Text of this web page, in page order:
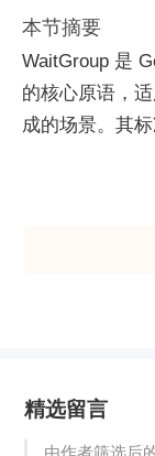
本节摘要
WaitGroup 是
的核心原语，
成的场景。其
时直接引用迭
匹配，否则将
统中被巧妙划
低 32 位记录
精选留言
由作者筛选后